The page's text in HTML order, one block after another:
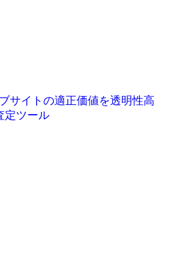
サイトの適正価値を透明性高
定ツール